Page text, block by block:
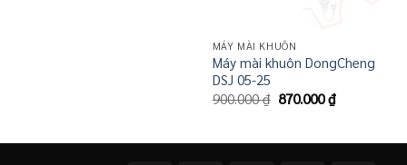
MÁY MÀI KHUÔN
Máy mài khuôn DongCheng
DSJ 05-25
900.000₫ Giá
870.000₫Giá